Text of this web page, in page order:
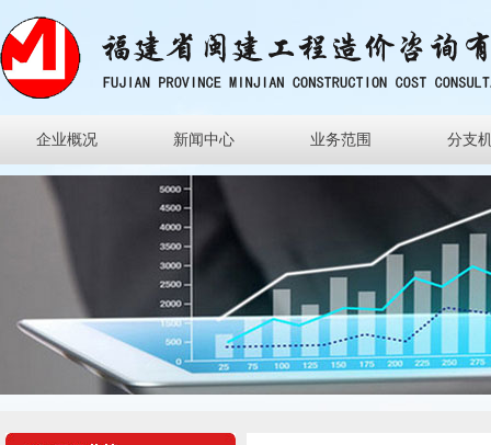
分支
业务范围
新闻中心
企业概况